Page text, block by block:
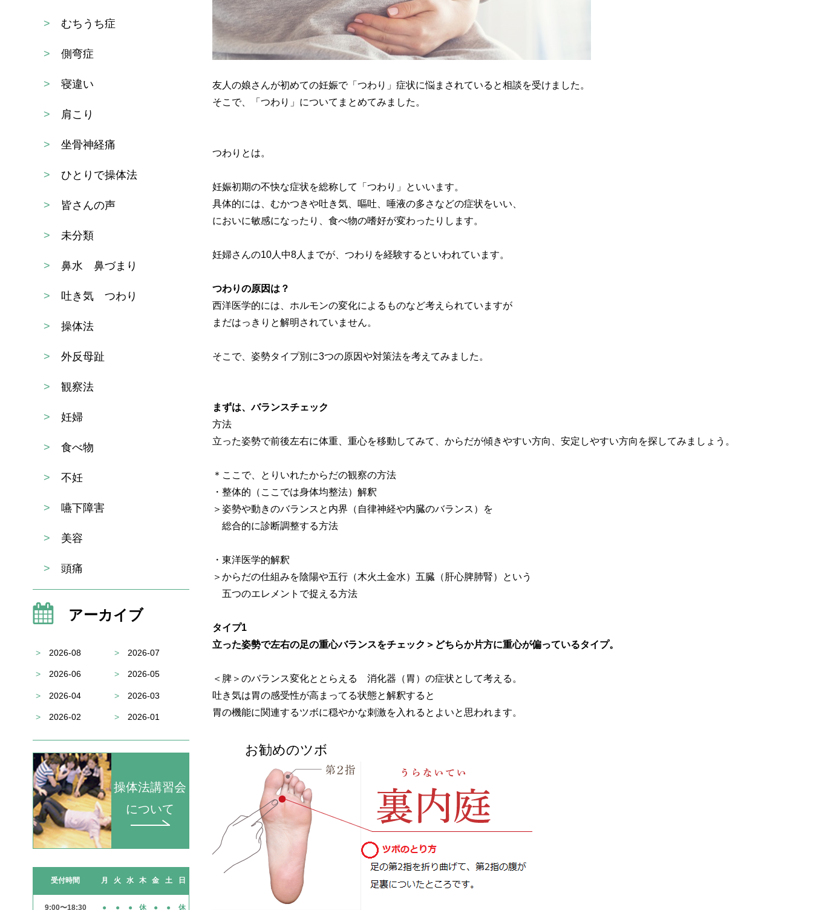
友人の娘さんが初めての妊娠で「つわり」症状に悩まされていると相談を受けました。
そこで、「つわり」についてまとめてみました。
つわりとは。
妊娠初期の不快な症状を総称して「つわり」といいます。
具体的には、むかつきや吐き気、嘔吐、唾液の多さなどの症状をいい、
においに敏感になったり、食べ物の嗜好が変わったりします。
妊婦さんの10人中8人までが、つわりを経験するといわれています。
つわりの原因は？
西洋医学的には、ホルモンの変化によるものなど考えられていますが
まだはっきりと解明されていません。
そこで、姿勢タイプ別に3つの原因や対策法を考えてみました。
まずは、バランスチェック
方法
立った姿勢で前後左右に体重、重心を移動してみて、からだが傾きやすい方向、安定しやすい方向を探してみましょう。
＊ここで、とりいれたからだの観察の方法
・整体的（ここでは身体均整法）解釈
＞姿勢や動きのバランスと内界（自律神経や内臓のバランス）を
総合的に診断調整する方法
・東洋医学的解釈
＞からだの仕組みを陰陽や五行（木火土金水）五臓（肝心脾肺腎）という
五つのエレメントで捉える方法
タイプ1
立った姿勢で左右の足の重心バランスをチェック＞どちらか片方に重心が偏っているタイプ。
＜脾＞のバランス変化ととらえる 消化器（胃）の症状として考える。
吐き気は胃の感受性が高まってる状態と解釈すると
胃の機能に関連するツボに穏やかな刺激を入れるとよいと思われます。
お勧めのツボ
> むちうち症
> 側弯症
> 寝違い
> 肩こり
> 坐骨神経痛
> ひとりで操体法
> 皆さんの声
> 未分類
> 鼻水 鼻づまり
> 吐き気 つわり
> 操体法
> 外反母趾
> 観察法
> 妊婦
> 食べ物
> 不妊
> 嚥下障害
> 美容
> 頭痛
アーカイブ
> 2026-08 > 2026-07
> 2026-06 > 2026-05
> 2026-04 > 2026-03
> 2026-02 > 2026-01
操体法講習会
について
受付時間 月 火 水 木 金 土 日
9:00〜18:30 ● ● ● 休 ● ● 休